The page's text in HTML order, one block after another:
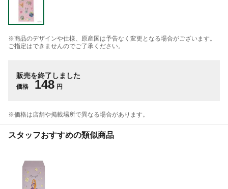
※商品のデザインや仕様、原産国は予告なく変更となる場合がございます。
ご指定はできませんのでご了承ください。
販売を終了しました
価格 148 円
※価格は​店舗や​掲載場所で​異なる​場合が​あります。
スタッフおすすめの類似商品